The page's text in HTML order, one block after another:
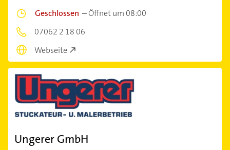
Geschlossen –Öffnet um 08:00
07062 2 18 06
Webseite
Ungerer GmbH